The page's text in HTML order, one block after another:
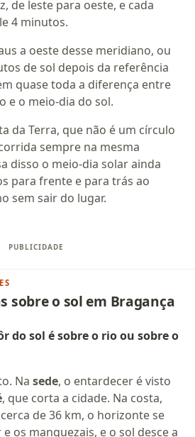
de leste para oeste, e cada
4 minutos.
a oeste desse meridiano, ou
de sol depois da referência
quase toda a diferença entre
e o meio-dia do sol.
da Terra, que não é um círculo
sempre na mesma
disso o meio-dia solar ainda
para frente e para trás ao
sem sair do lugar.
sobre o sol em Bragança
do sol é sobre o rio ou sobre o
Na sede, o entardecer é visto
, que corta a cidade. Na costa,
cerca de 36 km, o horizonte se
os manguezais, e o sol desce a